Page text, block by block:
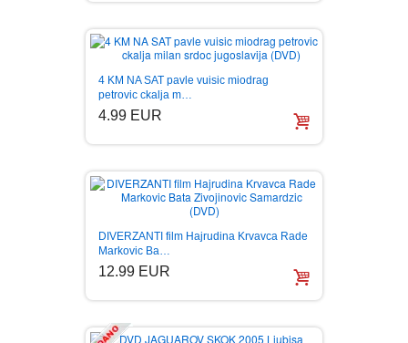
4 KM NA SAT pavle vuisic miodrag
petrovic ckalja m…
4.99 EUR
DIVERZANTI film Hajrudina Krvavca Rade
Markovic Ba…
12.99 EUR